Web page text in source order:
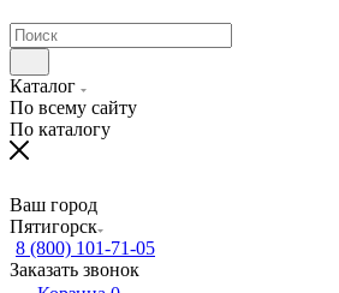
Каталог
По всему сайту
По каталогу
Ваш город
Пятигорск
8 (800) 101-71-05
Заказать звонок